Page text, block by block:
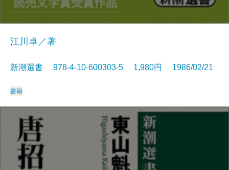
江川卓／著
新潮選書 978-4-10-600303-5 1,980円 1986/02/21
書籍